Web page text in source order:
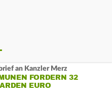
an Kanzler Merz
FORDERN 32
EURO